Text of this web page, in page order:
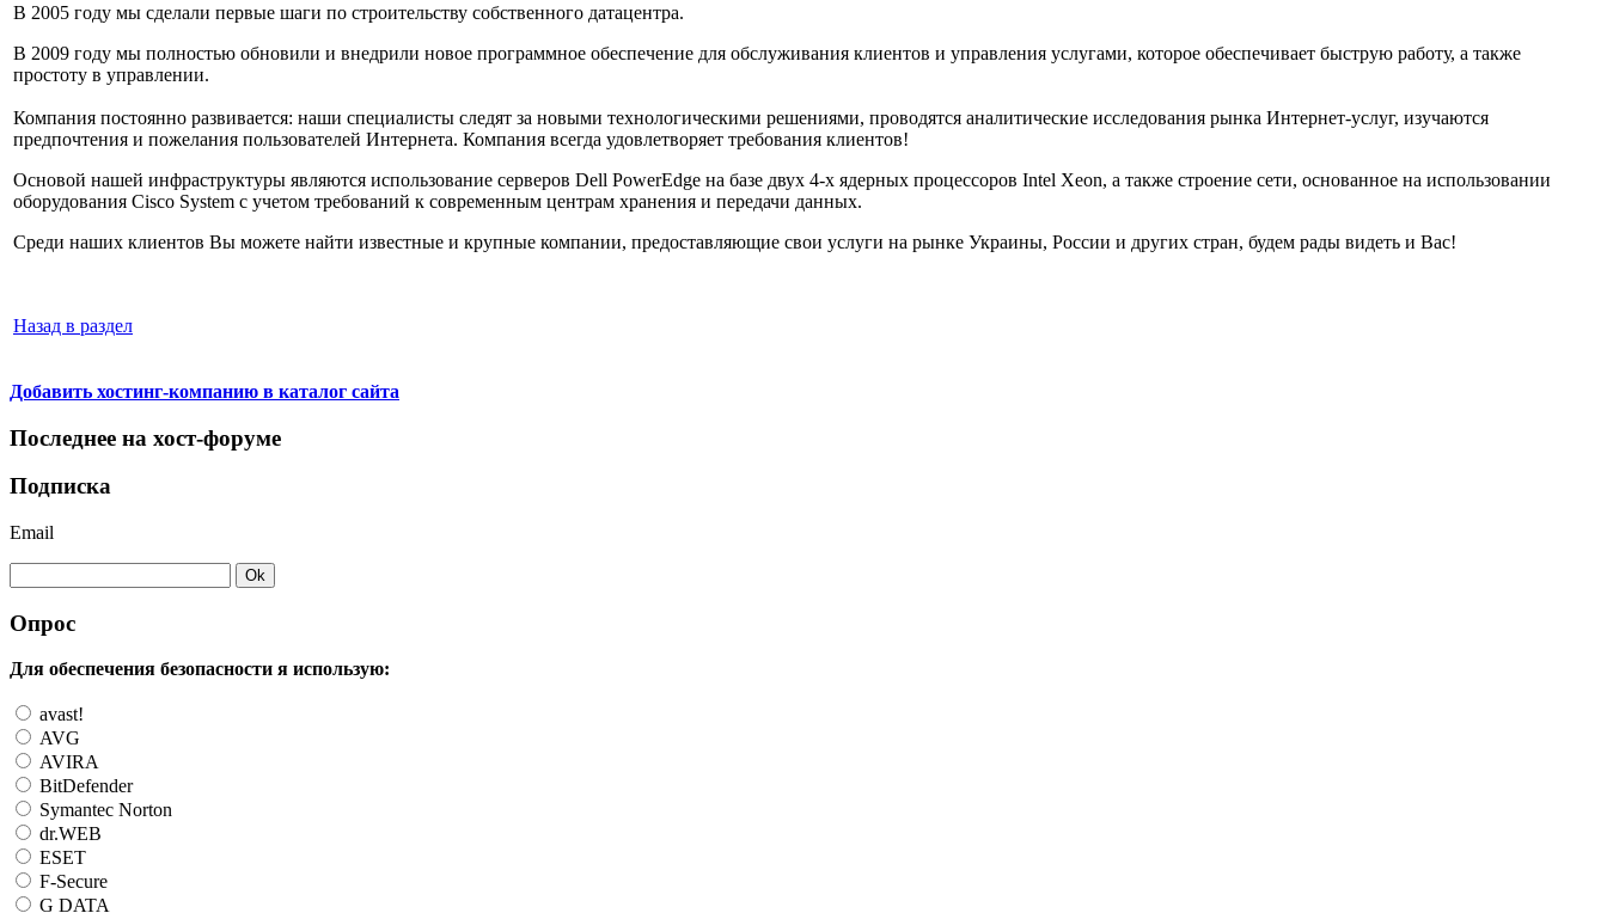
В 2005 году мы сделали первые шаги по строительству собственного датацентра.
В 2009 году мы полностью обновили и внедрили новое программное обеспечение для обслуживания клиентов и управления услугами, которое обеспечивает быструю работу, а также
простоту в управлении.
Компания постоянно развивается: наши специалисты следят за новыми технологическими решениями, проводятся аналитические исследования рынка Интернет-услуг, изучаются
предпочтения и пожелания пользователей Интернета. Компания всегда удовлетворяет требования клиентов!
Основой нашей инфраструктуры являются использование серверов Dell PowerEdge на базе двух 4-х ядерных процессоров Intel Xeon, а также строение сети, основанное на использовании
оборудования Cisco System с учетом требований к современным центрам хранения и передачи данных.
Среди наших клиентов Вы можете найти известные и крупные компании, предоставляющие свои услуги на рынке Украины, России и других стран, будем рады видеть и Вас!
Назад в раздел
Добавить хостинг-компанию в каталог сайта
Последнее на хост-форуме
Подписка
Email
Опрос
Для обеспечения безопасности я использую:
avast!
AVG
AVIRA
BitDefender
Symantec Norton
dr.WEB
ESET
F-Secure
G DATA